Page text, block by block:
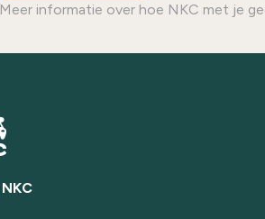
Meer informatie over hoe NKC met je